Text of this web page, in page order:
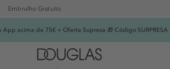
Embrulho Gratuito
acima de 75€ + Oferta Supresa 🎁 Código